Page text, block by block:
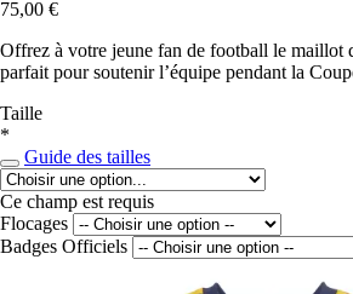
75,00 €
Offrez à votre jeune fan de football le maillot
parfait pour soutenir l’équipe pendant la
Taille
*
Guide des tailles
Ce champ est requis
Flocages
Badges Officiels